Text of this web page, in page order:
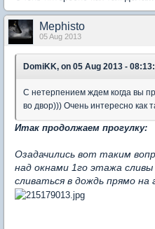
Mephisto
05 Aug 2013
DomiKK, on 05 Aug 2013 - 08:13:
С нетерпением ждем когда вы
во двор))) Очень интересно как
Итак продолжаем прогулку:
Озадачились вот таким
над окнами 1го этажа
сливаться в дождь прямо на